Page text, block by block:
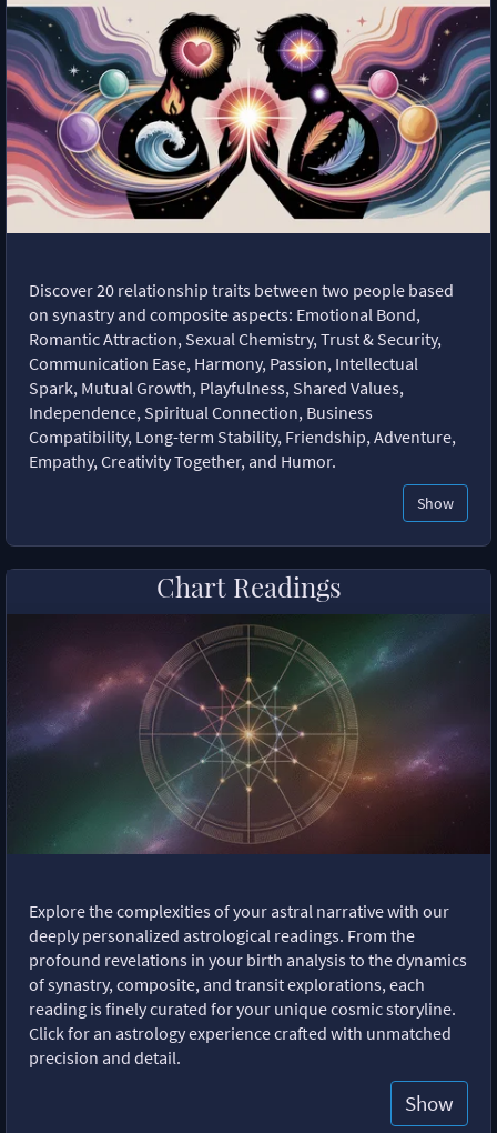
Discover 20 relationship traits between two people based
on synastry and composite aspects: Emotional Bond,
Romantic Attraction, Sexual Chemistry, Trust & Security,
Communication Ease, Harmony, Passion, Intellectual
Spark, Mutual Growth, Playfulness, Shared Values,
Independence, Spiritual Connection, Business
Compatibility, Long-term Stability, Friendship, Adventure,
Empathy, Creativity Together, and Humor.
Show
Chart Readings
Explore the complexities of your astral narrative with our
deeply personalized astrological readings. From the
profound revelations in your birth analysis to the dynamics
of synastry, composite, and transit explorations, each
reading is finely curated for your unique cosmic storyline.
Click for an astrology experience crafted with unmatched
precision and detail.
Show